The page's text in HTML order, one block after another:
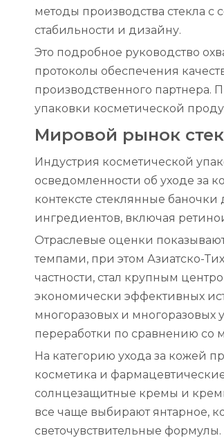
методы производства стекла с
стабильности и дизайну.
Это подробное руководство
протоколы обеспечения
производственного партнера.
упаковки косметической
Мировой рынок
Индустрия косметической
осведомленности об уходе за
контексте стеклянные
ингредиентов, включая
Отраслевые оценки
темпами, при этом Азиатско-
частности, стал крупным
экономически эффективных
многоразовых и многоразовых
переработки по сравнению
На категорию ухода за кожей
косметика и
солнцезащитные кремы и
все чаще выбирают янтарное,
светочувствительные формулы.